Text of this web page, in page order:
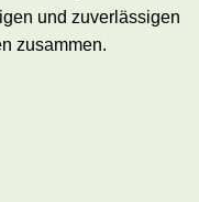
und zuverlässigen
zusammen.